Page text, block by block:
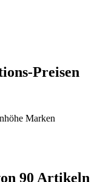
Preisen
Marken
90 Artikeln